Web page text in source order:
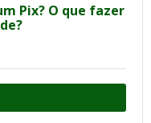
Pix? O que fazer